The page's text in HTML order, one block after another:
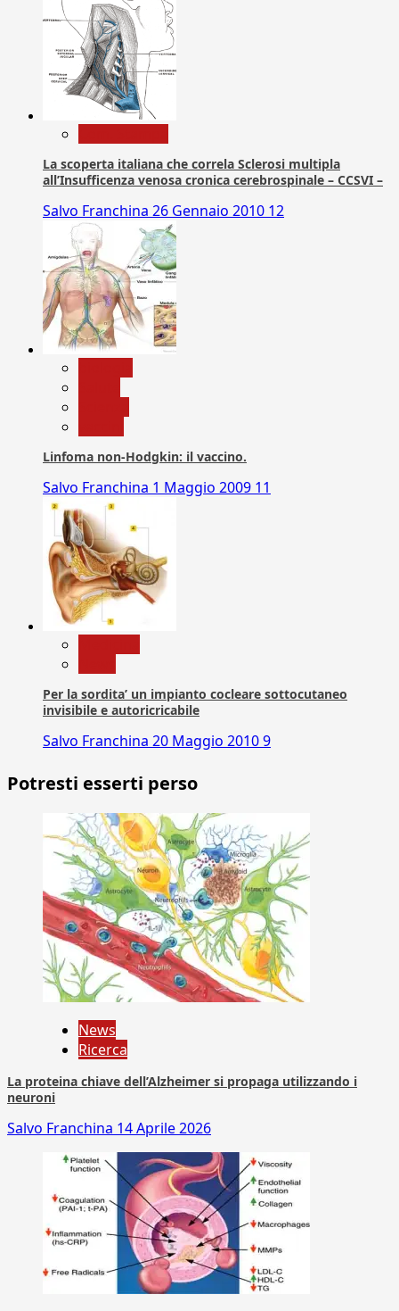
La scoperta italiana che correla Sclerosi multipla
all’Insufficenza venosa cronica cerebrospinale – CCSVI –
Salvo Franchina 26 Gennaio 2010 12
Linfoma non-Hodgkin: il vaccino.
Salvo Franchina 1 Maggio 2009 11
Per la sordita’ un impianto cocleare sottocutaneo
invisibile e autoricricabile
Salvo Franchina 20 Maggio 20109
Potresti esserti perso
News
Ricerca
La proteina chiave dell’Alzheimer si propaga utilizzando i
neuroni
Salvo Franchina 14 Aprile 2026